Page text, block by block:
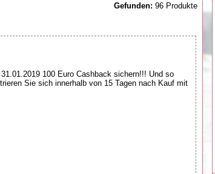
Gefunden: 96 Produkte
100 Euro Cashback sichern!!! Und so
Sie sich innerhalb von 15 Tagen nach Kauf mit